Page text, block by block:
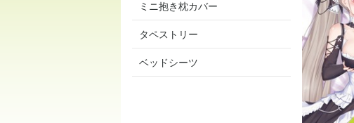
ミニ抱き枕カバー
タペストリー
ベッドシーツ